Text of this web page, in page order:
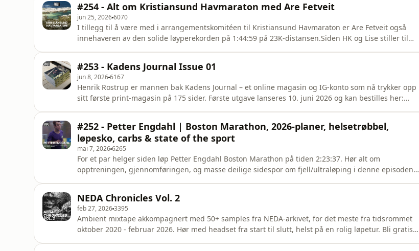
#254 - Alt om Kristiansund Havmaraton med Are Fetveit
jun 25, 20266070
I tillegg til å være med i arrangementskomitéen til Kristiansund Havmaraton er Are Fetveit også
innehaveren av den solide løyperekorden på 1:44:59 på 23K-distansen.Siden HK og Lise stiller til
tida.Cliffhanger: B
#253 - Kadens Journal Issue 01
jun 8, 20266167
Henrik Rostrup er mannen bak Kadens Journal – et online magasin og IG-konto som nå trykker opp
sitt første print-magasin på 175 sider. Første utgave lanseres 10. juni 2026 og kan bestilles her:
#252 - Petter Engdahl | Boston Marathon, 2026-planer, helsetrøbbel,
løpesko, carbs & state of the sport
mai 7, 20266265
For et par helger siden løp Petter Engdahl Boston Marathon på tiden 2:23:37. Hør alt om
opptreningen, gjennomføringen, og masse deilige sidespor om fjell/ultraløping i denne episoden
Instagram
NEDA Chronicles Vol. 2
feb 27, 20263395
Ambient mixtape akkompagnert med 50+ samples fra NEDA-arkivet, for det meste fra tidsrommet
oktober 2020 - februar 2026. Hør med headset fra start til slutt, helst på en rolig løpetur. Bli gratis